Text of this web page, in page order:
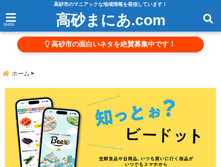
高砂市のマニアックな地域情報を発信しています！
menu 高砂まにあ.com
高砂市の面白いネタを絶賛募集中です！
ホーム